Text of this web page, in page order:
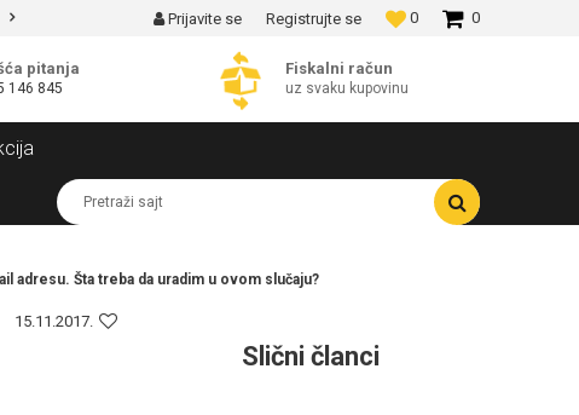
MOGUĆNOST BESPLATNE ISPORUKE! 0
0
Prijavite se Registrujte se
pitanja
146 845
Fiskalni račun
uz svaku kupovinu
Pretraži sajt
adresu. Šta treba da uradim u ovom slučaju?
15.11.2017.
Slični članci